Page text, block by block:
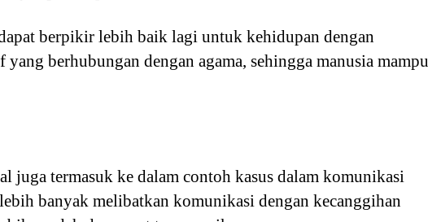
berpikir lebih baik lagi untuk kehidupan dengan
berhubungan dengan agama, sehingga manusia mampu
juga termasuk ke dalam contoh kasus dalam komunikasi
banyak melibatkan komunikasi dengan kecanggihan